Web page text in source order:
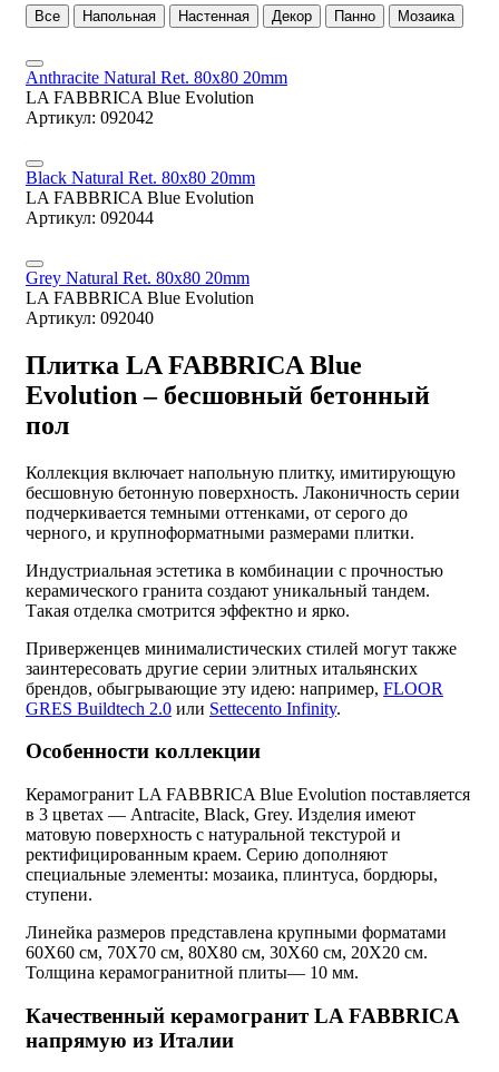
Все Напольная Настенная Декор Панно Мозаика
Anthracite Natural Ret. 80x80 20mm
LA FABBRICA Blue Evolution
Артикул: 092042
Black Natural Ret. 80x80 20mm
LA FABBRICA Blue Evolution
Артикул: 092044
Grey Natural Ret. 80x80 20mm
LA FABBRICA Blue Evolution
Артикул: 092040
Плитка LA FABBRICA Blue
Evolution – бесшовный бетонный
пол
Коллекция включает напольную плитку, имитирующую
бесшовную бетонную поверхность. Лаконичность серии
подчеркивается темными оттенками, от серого до
черного, и крупноформатными размерами плитки.
Индустриальная эстетика в комбинации с прочностью
керамического гранита создают уникальный тандем.
Такая отделка смотрится эффектно и ярко.
Приверженцев минималистических стилей могут также
заинтересовать другие серии элитных итальянских
брендов, обыгрывающие эту идею: например, FLOOR
GRES Buildtech 2.0 или Settecento Infinity.
Особенности коллекции
Керамогранит LA FABBRICA Blue Evolution поставляется
в 3 цветах — Antracite, Black, Grey. Изделия имеют
матовую поверхность с натуральной текстурой и
ректифицированным краем. Серию дополняют
специальные элементы: мозаика, плинтуса, бордюры,
ступени.
Линейка размеров представлена крупными форматами
60X60 см, 70X70 см, 80X80 см, 30X60 см, 20X20 см.
Толщина керамогранитной плиты— 10 мм.
Качественный керамогранит LA FABBRICA
напрямую из Италии